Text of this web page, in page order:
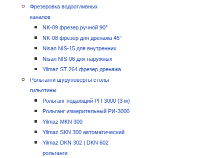
Фрезеровка водоотливных
каналов
NK-09 фрезер ручной 90°
NK-08 фрезер для дренажа 45°
Nisan NIS-15 для внутренних
Nisan NIS-06 для наружных
Yilmaz ST 264 фрезер дренажа
Рольганги шуруповерты столы
гильотины
Рольганг подающий РП-3000 (3 м)
Рольганг измерительный РИ-3000
Yilmaz MKN 300
Yilmaz SKN 300 автоматический
Yilmaz DKN 302 | DKN 602
рольганги